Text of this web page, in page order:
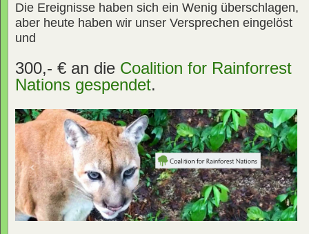
Die Ereignisse haben sich ein Wenig überschlagen,
aber heute haben wir unser Versprechen eingelöst
und
300,- € an die Coalition for Rainforrest
Nations gespendet.